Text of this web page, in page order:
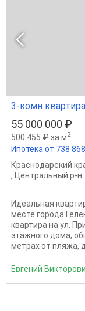
3-комн
55 000 000 ₽
500 455 ₽ за м2
Ипотека от 738
Краснодарский
,
Центральный р-н
Идеальная
месте города
квартира на ул.
этажного дома,
метрах от пляжа,
Евгений